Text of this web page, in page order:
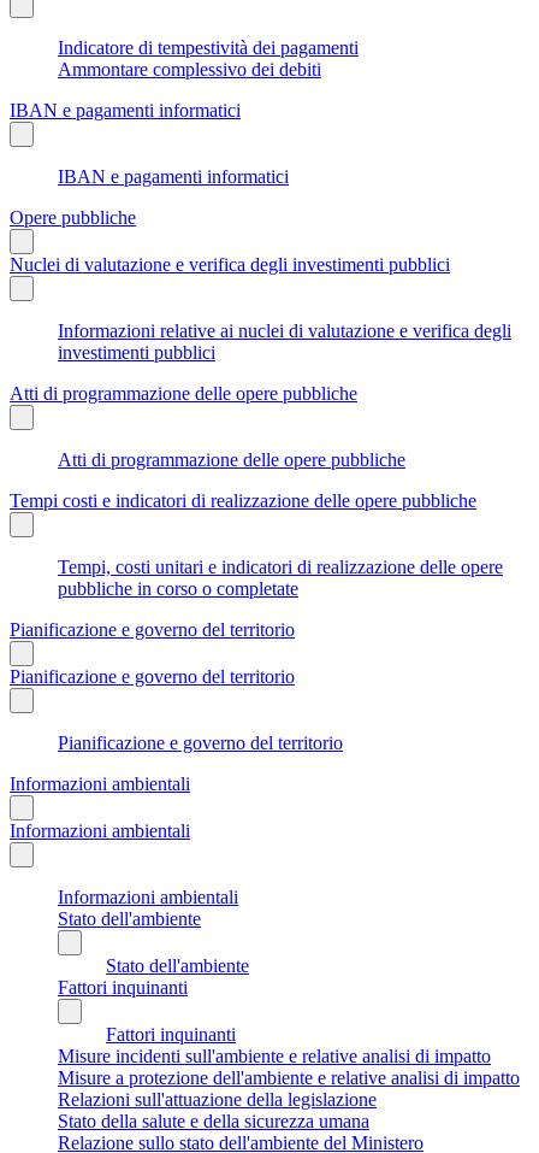
Indicatore di tempestività dei pagamenti
Ammontare complessivo dei debiti
IBAN e pagamenti informatici
IBAN e pagamenti informatici
Opere pubbliche
Nuclei di valutazione e verifica degli investimenti pubblici
Informazioni relative ai nuclei di valutazione e verifica degli
investimenti pubblici
Atti di programmazione delle opere pubbliche
Atti di programmazione delle opere pubbliche
Tempi costi e indicatori di realizzazione delle opere pubbliche
Tempi, costi unitari e indicatori di realizzazione delle opere
pubbliche in corso o completate
Pianificazione e governo del territorio
Pianificazione e governo del territorio
Pianificazione e governo del territorio
Informazioni ambientali
Informazioni ambientali
Informazioni ambientali
Stato dell'ambiente
Stato dell'ambiente
Fattori inquinanti
Fattori inquinanti
Misure incidenti sull'ambiente e relative analisi di impatto
Misure a protezione dell'ambiente e relative analisi di impatto
Relazioni sull'attuazione della legislazione
Stato della salute e della sicurezza umana
Relazione sullo stato dell'ambiente del Ministero